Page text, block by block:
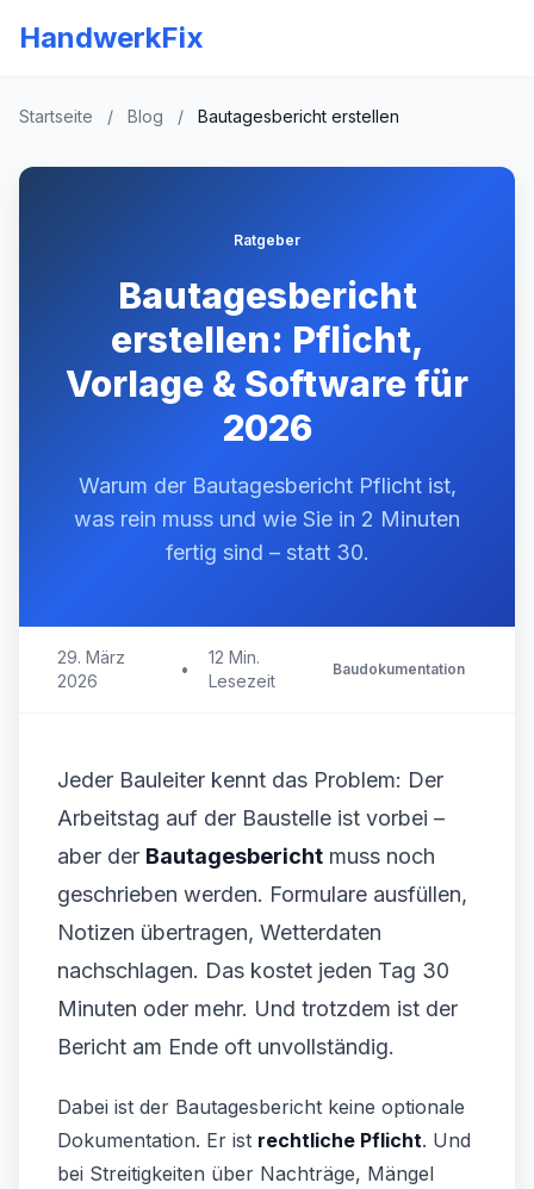
HandwerkFix
Startseite / Blog / Bautagesbericht erstellen
Ratgeber
Bautagesbericht
erstellen: Pflicht,
Vorlage & Software für
2026
Warum der Bautagesbericht Pflicht ist,
was rein muss und wie Sie in 2 Minuten
fertig sind – statt 30.
29. März
2026
•
12 Min.
Lesezeit
Baudokumentation
Jeder Bauleiter kennt das Problem: Der
Arbeitstag auf der Baustelle ist vorbei –
aber der Bautagesbericht muss noch
geschrieben werden. Formulare ausfüllen,
Notizen übertragen, Wetterdaten
nachschlagen. Das kostet jeden Tag 30
Minuten oder mehr. Und trotzdem ist der
Bericht am Ende oft unvollständig.
Dabei ist der Bautagesbericht keine optionale
Dokumentation. Er ist rechtliche Pflicht. Und
bei Streitigkeiten über Nachträge, Mängel